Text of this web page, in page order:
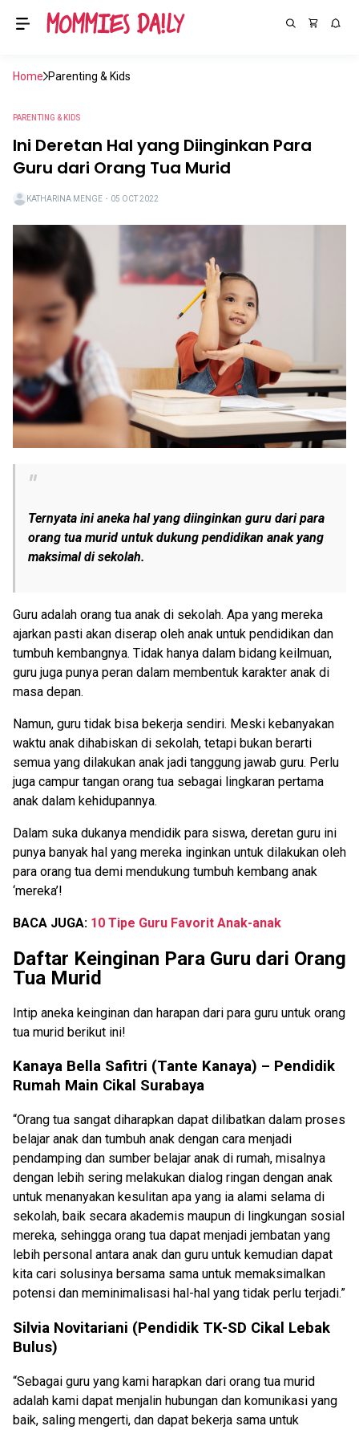
Home Parenting & Kids
PARENTING & KIDS
Ini Deretan Hal yang Diinginkan Para
Guru dari Orang Tua Murid
KATHARINA MENGE ・ 05 OCT 2022
Ternyata ini aneka hal yang diinginkan guru dari para
orang tua murid untuk dukung pendidikan anak yang
maksimal di sekolah.
Guru adalah orang tua anak di sekolah. Apa yang mereka
ajarkan pasti akan diserap oleh anak untuk pendidikan dan
tumbuh kembangnya. Tidak hanya dalam bidang keilmuan,
guru juga punya peran dalam membentuk karakter anak di
masa depan.
Namun, guru tidak bisa bekerja sendiri. Meski kebanyakan
waktu anak dihabiskan di sekolah, tetapi bukan berarti
semua yang dilakukan anak jadi tanggung jawab guru. Perlu
juga campur tangan orang tua sebagai lingkaran pertama
anak dalam kehidupannya.
Dalam suka dukanya mendidik para siswa, deretan guru ini
punya banyak hal yang mereka inginkan untuk dilakukan oleh
para orang tua demi mendukung tumbuh kembang anak
‘mereka’!
BACA JUGA: 10 Tipe Guru Favorit Anak-anak
Daftar Keinginan Para Guru dari Orang
Tua Murid
Intip aneka keinginan dan harapan dari para guru untuk orang
tua murid berikut ini!
Kanaya Bella Safitri (Tante Kanaya) – Pendidik
Rumah Main Cikal Surabaya
“Orang tua sangat diharapkan dapat dilibatkan dalam proses
belajar anak dan tumbuh anak dengan cara menjadi
pendamping dan sumber belajar anak di rumah, misalnya
dengan lebih sering melakukan dialog ringan dengan anak
untuk menanyakan kesulitan apa yang ia alami selama di
sekolah, baik secara akademis maupun di lingkungan sosial
mereka, sehingga orang tua dapat menjadi jembatan yang
lebih personal antara anak dan guru untuk kemudian dapat
kita cari solusinya bersama sama untuk memaksimalkan
potensi dan meminimalisasi hal-hal yang tidak perlu terjadi.”
Silvia Novitariani (Pendidik TK-SD Cikal Lebak
Bulus)
“Sebagai guru yang kami harapkan dari orang tua murid
adalah kami dapat menjalin hubungan dan komunikasi yang
baik, saling mengerti, dan dapat bekerja sama untuk